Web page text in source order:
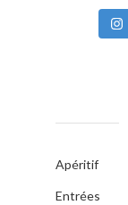
Apéritif
Entrées